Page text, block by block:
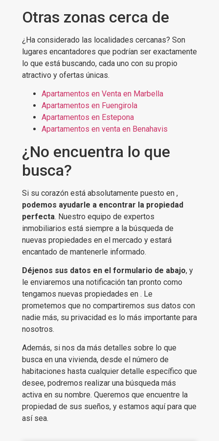
Otras zonas cerca de
¿Ha considerado las localidades cercanas? Son
lugares encantadores que podrían ser exactamente
lo que está buscando, cada uno con su propio
atractivo y ofertas únicas.
Apartamentos en Venta en Marbella
Apartamentos en Fuengirola
Apartamentos en Estepona
Apartamentos en venta en Benahavis
¿No encuentra lo que
busca?
Si su corazón está absolutamente puesto en ,
podemos ayudarle a encontrar la propiedad
perfecta. Nuestro equipo de expertos
inmobiliarios está siempre a la búsqueda de
nuevas propiedades en el mercado y estará
encantado de mantenerle informado.
Déjenos sus datos en el formulario de abajo, y
le enviaremos una notificación tan pronto como
tengamos nuevas propiedades en . Le
prometemos que no compartiremos sus datos con
nadie más, su privacidad es lo más importante para
nosotros.
Además, si nos da más detalles sobre lo que
busca en una vivienda, desde el número de
habitaciones hasta cualquier detalle específico que
desee, podremos realizar una búsqueda más
activa en su nombre. Queremos que encuentre la
propiedad de sus sueños, y estamos aquí para que
así sea.